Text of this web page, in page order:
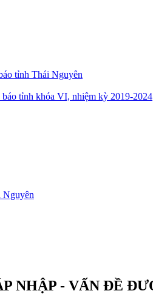
tỉnh Thái Nguyên
tỉnh khóa VI, nhiệm kỳ 2019-2024
Nguyên
NHẬP - VẤN ĐỀ